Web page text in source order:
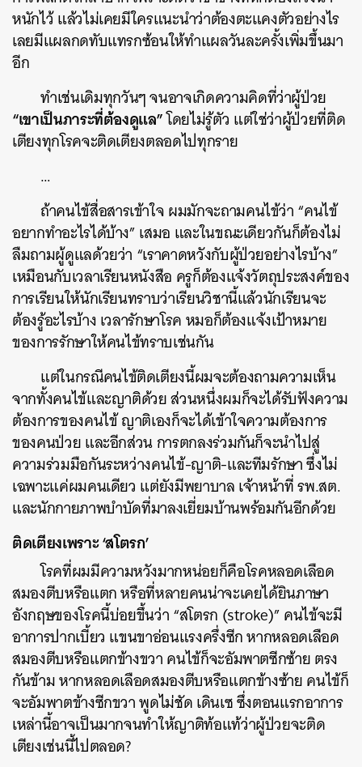
หนักไว้ แล้วไม่เคยมีใครแนะนำว่าต้องตะแคงตัวอย่างไร
เลยมีแผลกดทับแทรกซ้อนให้ทำแผลวันละครั้งเพิ่มขึ้นมา
อีก
ทำเช่นเดิมทุกวันๆ จนอาจเกิดความคิดที่ว่าผู้ป่วย
“เขาเป็นภาระที่ต้องดูแล”โดยไม่รู้ตัว แต่ใช่ว่าผู้ป่วยที่ติด
เตียงทุกโรคจะติดเตียงตลอดไปทุกราย
…
ถ้าคนไข้สื่อสารเข้าใจ ผมมักจะถามคนไข้ว่า “คนไข้
อยากทำอะไรได้บ้าง” เสมอ และในขณะเดียวกันก็ต้องไม่
ลืมถามผู้ดูแลด้วยว่า “เราคาดหวังกับผู้ป่วยอย่างไรบ้าง”
เหมือนกับเวลาเรียนหนังสือ ครูก็ต้องแจ้งวัตถุประสงค์ของ
การเรียนให้นักเรียนทราบว่าเรียนวิชานี้แล้วนักเรียนจะ
ต้องรู้อะไรบ้าง เวลารักษาโรค หมอก็ต้องแจ้งเป้าหมาย
ของการรักษาให้คนไข้ทราบเช่นกัน
แต่ในกรณีคนไข้ติดเตียงนี้ผมจะต้องถามความเห็น
จากทั้งคนไข้และญาติด้วย ส่วนหนึ่งผมก็จะได้รับฟังความ
ต้องการของคนไข้ ญาติเองก็จะได้เข้าใจความต้องการ
ของคนป่วย และอีกส่วน การตกลงร่วมกันก็จะนำไปสู่
ความร่วมมือกันระหว่างคนไข้-ญาติ-และทีมรักษา ซึ่งไม่
เฉพาะแค่ผมคนเดียว แต่ยังมีพยาบาล เจ้าหน้าที่ รพ.สต.
และนักกายภาพบำบัดที่มาลงเยี่ยมบ้านพร้อมกันอีกด้วย
ติดเตียงเพราะ ‘สโตรก’
โรคที่ผมมีความหวังมากหน่อยก็คือโรคหลอดเลือด
สมองตีบหรือแตก หรือที่หลายคนน่าจะเคยได้ยินภาษา
อังกฤษของโรคนี้บ่อยขึ้นว่า “สโตรก (stroke)” คนไข้จะมี
อาการปากเบี้ยว แขนขาอ่อนแรงครึ่งซีก หากหลอดเลือด
สมองตีบหรือแตกข้างขวา คนไข้ก็จะอัมพาตซีกซ้าย ตรง
กันข้าม หากหลอดเลือดสมองตีบหรือแตกข้างซ้าย คนไข้ก็
จะอัมพาตข้างซีกขวา พูดไม่ชัด เดินเซ ซึ่งตอนแรกอาการ
เหล่านี้อาจเป็นมากจนทำให้ญาติท้อแท้ว่าผู้ป่วยจะติด
เตียงเช่นนี้ไปตลอด?